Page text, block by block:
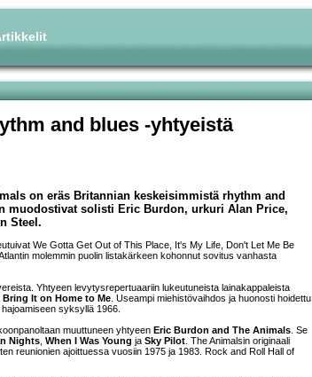
and blues -yhtyeistä
on eräs Britannian keskeisimmistä rhythm and
muodostivat solisti Eric Burdon, urkuri Alan Price,
Steel.
We Gotta Get Out of This Place, It's My Life, Don't Let Me Be
molemmin puolin listakärkeen kohonnut sovitus vanhasta
Yhtyeen levytysrepertuaariin lukeutuneista lainakappaleista
Bring It on Home to Me. Useampi miehistövaihdos ja huonosti hoidettu
syksyllä 1966.
muuttuneen yhtyeen Eric Burdon and The Animals. Se
Nights, When I Was Young ja Sky Pilot. The Animalsin originaali
reunionien ajoittuessa vuosiin 1975 ja 1983. Rock and Roll Hall of